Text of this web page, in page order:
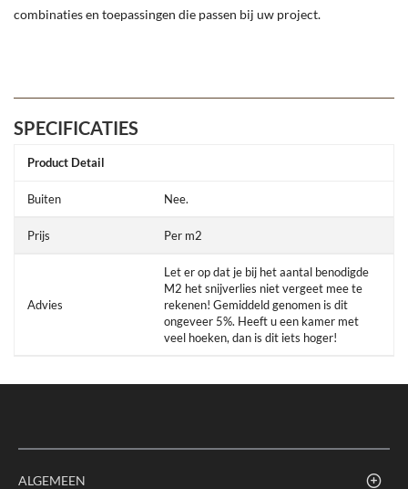
combinaties en toepassingen die passen bij uw project.
SPECIFICATIES
Product Detail
Buiten Nee.
Prijs Per m2
Advies
Let er op dat je bij het aantal benodigde
M2 het snijverlies niet vergeet mee te
rekenen! Gemiddeld genomen is dit
ongeveer 5%. Heeft u een kamer met
veel hoeken, dan is dit iets hoger!
ALGEMEEN